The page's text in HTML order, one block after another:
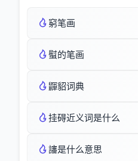
窮笔画
螱的笔画
鼲貂词典
挂碍近义词是什么
讅是什么意思